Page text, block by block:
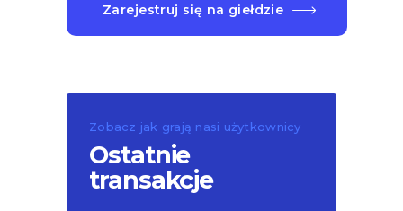
Zarejestruj się na giełdzie
Zobacz jak grają nasi użytkownicy
Ostatnie
transakcje